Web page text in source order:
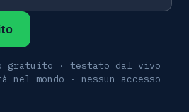
gratuito · testato dal vivo
mondo · nessun accesso